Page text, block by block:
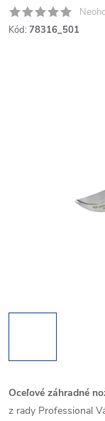
Kód: 78316_501
Oceľové záhradné
z rady Professional